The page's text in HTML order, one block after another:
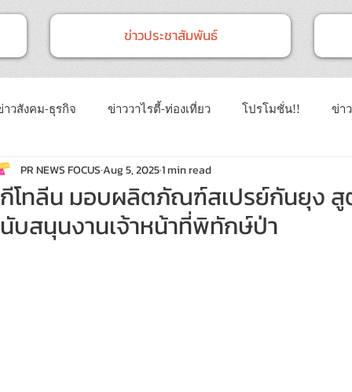
ข่าวประชาสัมพันธ์
าวสังคม-ธุรกิจ ข่าววาไรตี้-ท่องเที่ยว โปรโมชั่น!! ข่า
ชุม-อบรมสัมมนา ข่าวทั่วไป ข่าวการศึกษา
บทความประชาสัมพันธ์ Event ข่าวเทคโนโลยี IT
โทลีน มอบผลิตภัณฑ์สเปรย์กันยุง สูต
บสนุนงานเจ้าหน้าที่พิทักษ์ป่า
PR NEWS FOCUSAug 5, 20251 min read